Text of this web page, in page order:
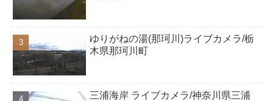
ゆりがねの湯(那珂川)ライブカメラ/栃
木県那珂川町
三浦海岸 ライブカメラ/神奈川県三浦